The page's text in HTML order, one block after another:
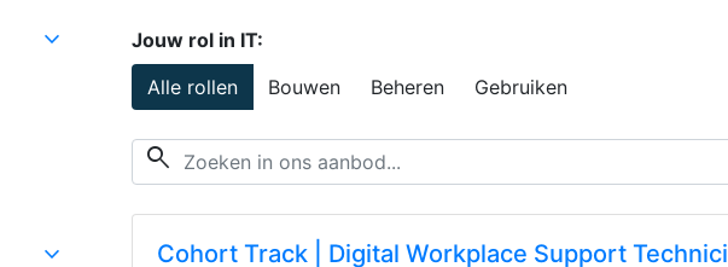
expand_more
expand_more
Jouw rol in IT:
Alle rollen
Bouwen Beheren Gebruiken
search
Cohort Track | Digital Workplace Support